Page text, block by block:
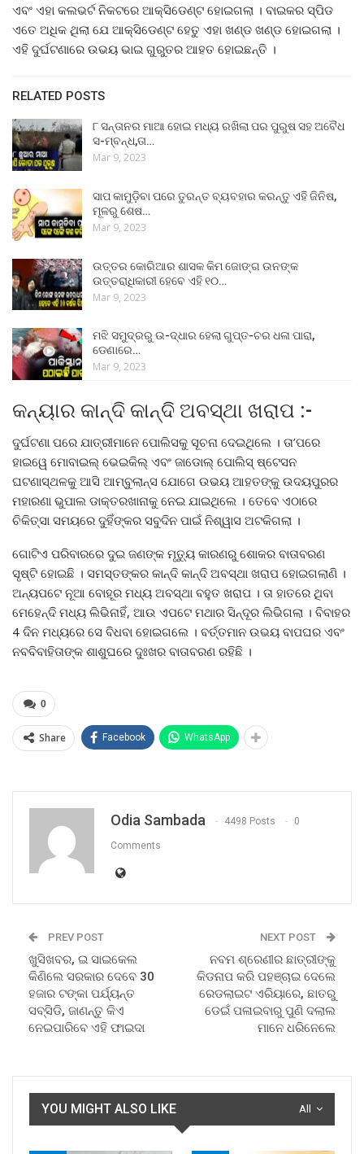
ଏବଂ ଏହା କଲଭର୍ଟ ନିକଟରେ ଆକ୍ସିଡେଣ୍ଟ ହୋଇଗଲା । ବାଇକର ସ୍ପିଡ
ଏତେ ଅଧିକ ଥିଲା ଯେ ଆକ୍ସିଡେଣ୍ଟ ହେତୁ ଏହା ଖଣ୍ଡ ଖଣ୍ଡ ହୋଇଗଲା ।
ଏହି ଦୁର୍ଘଟଣାରେ ଉଭୟ ଭାଇ ଗୁରୁତର ଆହତ ହୋଇଛନ୍ତି ।
RELATED POSTS
୮ ସନ୍ତାନର ମାଆ ହୋଇ ମଧ୍ୟ ରଖିଲା ପର ପୁରୁଷ ସହ ଅବୈଧ
ସ-ମ୍ବନ୍ଧ,ତା…
Mar 9, 2023
ସାପ କାମୁଡ଼ିବା ପରେ ତୁରନ୍ତ ବ୍ୟବହାର କରନ୍ତୁ ଏହି ଜିନିଷ,
ମୂଳରୁ ଶେଷ…
Mar 9, 2023
ଉତ୍ତର କୋରିଆର ଶାସକ କିମ ଜୋଙ୍ଗ ଉନଙ୍କ
ଉତ୍ତରାଧିକାରୀ ହେବେ ଏହି ୧୦…
Mar 9, 2023
ମଝି ସମୁଦ୍ରରୁ ଉ-ଦ୍ଧାର ହେଲା ଗୁପ୍ତ-ଚର ଧଳା ପାରା,
ଡେଣାରେ…
Mar 9, 2023
କନ୍ୟାର କାନ୍ଦି କାନ୍ଦି ଅବସ୍ଥା ଖରାପ :-
ଦୁର୍ଘଟଣା ପରେ ଯାତ୍ରୀମାନେ ପୋଲିସକୁ ସୂଚନା ଦେଇଥିଲେ । ତା’ପରେ
ହାଇୱେ ମୋବାଇଲ୍ ଭେଇକିଲ୍ ଏବଂ ଜାଡୋଲ୍ ପୋଲିସ୍ ଷ୍ଟେସନ
ଘଟଣାସ୍ଥଳକୁ ଆସି ଆମ୍ବୁଲାନ୍ସ ଯୋଗେ ଉଭୟ ଆହତଙ୍କୁ ଉଦୟପୁରର
ମହାରଣା ଭୁପାଲ ଡାକ୍ତରଖାନାକୁ ନେଇ ଯାଇଥିଲେ । ତେବେ ଏଠାରେ
ଚିକିତ୍ସା ସମୟରେ ଦୁହିଁଙ୍କର ସବୁଦିନ ପାଇଁ ନିଶ୍ୱାସ ଅଟକିଗଲା ।
ଗୋଟିଏ ପରିବାରରେ ଦୁଇ ଜଣଙ୍କ ମୃତ୍ୟୁ କାରଣରୁ ଶୋକର ବାତାବରଣ
ସୃଷ୍ଟି ହୋଇଛି । ସମସ୍ତଙ୍କର କାନ୍ଦି କାନ୍ଦି ଅବସ୍ଥା ଖରାପ ହୋଇଗଲାଣି ।
ଅନ୍ୟପଟେ ନୂଆ ବୋହୂର ମଧ୍ୟ ଅବସ୍ଥା ବହୁତ ଖରାପ । ତା ହାତରେ ଥିବା
ମେହେନ୍ଦି ମଧ୍ୟ ଲିଭିନାହିଁ, ଆଉ ଏପଟେ ମଥାର ସିନ୍ଦୂର ଲିଭିଗଲା । ବିବାହର
4 ଦିନ ମଧ୍ୟରେ ସେ ବିଧବା ହୋଇଗଲେ । ବର୍ତ୍ତମାନ ଉଭୟ ବାପଘର ଏବଂ
ନବବିବାହିତାଙ୍କ ଶାଶୁଘରେ ଦୁଃଖର ବାତାବରଣ ରହିଛି ।
0
Share Facebook WhatsApp
Odia Sambada 4498 Posts 0
Comments
PREV POST
ଖୁସିଖବର, ଇ ସାଇକେଲ
କିଣିଲେ ସରକାର ଦେବେ 30
ହଜାର ଟଙ୍କା ପର୍ଯ୍ୟନ୍ତ
ସବ୍ସିଡି, ଜାଣନ୍ତୁ କିଏ
ନେଇପାରିବେ ଏହି ଫାଇଦା
NEXT POST
ନବମ ଶ୍ରେଣୀର ଛାତ୍ରୀଙ୍କୁ
କିଡନାପ କରି ପହଞ୍ଚାଇ ଦେଲେ
ରେଡଲାଇଟ ଏରିୟାରେ, ଛାତରୁ
ଡେଇଁ ପଳାଇବାରୁ ପୁଣି ଦଲାଲ
ମାନେ ଧରିନେଲେ
All
YOU MIGHT ALSO LIKE